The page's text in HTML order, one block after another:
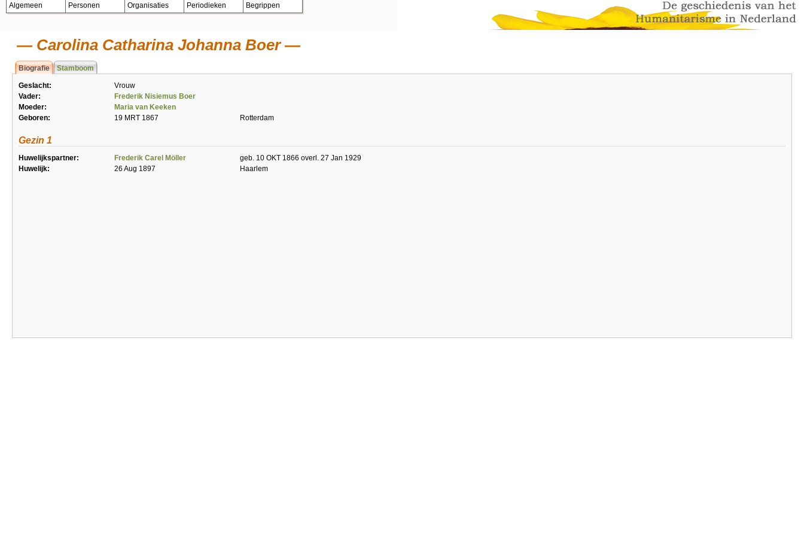
Algemeen Personen Organisaties Periodieken Begrippen
Carolina Catharina Johanna Boer
Biografie Stamboom
Geslacht:
Vrouw
Vader:
Frederik Nisiemus Boer
Moeder:
Maria van Keeken
Geboren:
19 MRT 1867 Rotterdam
Gezin 1
Huwelijkspartner: Frederik Carel Möller
geb. 10 OKT 1866 overl. 27 Jan 1929
Huwelijk:
26 Aug 1897 Haarlem